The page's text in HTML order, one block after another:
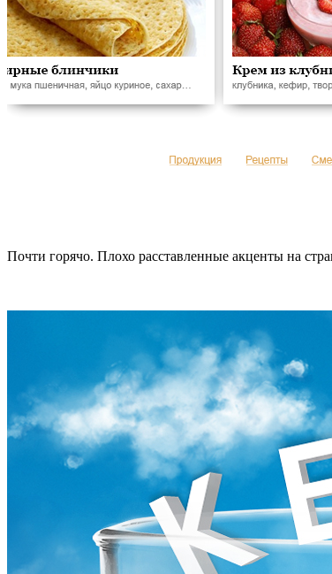
Почти горячо. Плохо расставленные акценты на